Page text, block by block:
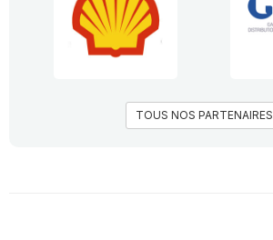
TOUS NOS PARTENAIRES